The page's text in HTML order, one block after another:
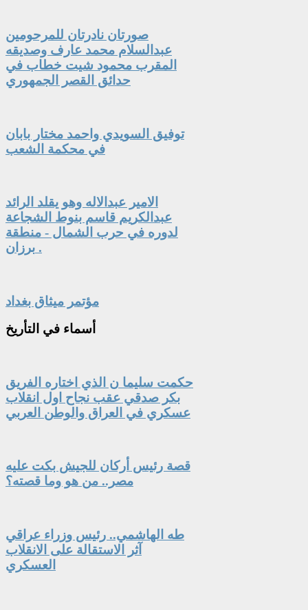
صورتان نادرتان للمرحومين
عبدالسلام محمد عارف وصديقه
المقرب محمود شيت خطاب في
حدائق القصر الجمهوري
توفيق السويدي واحمد مختار بابان
في محكمة الشعب
الامير عبدالاله وهو يقلد الرائد
عبدالكريم قاسم بنوط الشجاعة
لدوره في حرب الشمال - منطقة
برزان .
مؤتمر ميثاق بغداد
أسماء في التأريخ
حكمت سليما ن الذي اختاره الفريق
بكر صدقي عقب نجاح اول انقلاب
عسكري في العراق والوطن العربي
قصة رئيس أركان للجيش بكت عليه
مصر.. من هو وما قصته؟
طه الهاشمي.. رئيس وزراء عراقي
آثر الاستقالة على الانقلاب
العسكري